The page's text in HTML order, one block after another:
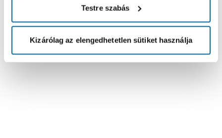
Testre szabás
Kizárólag az elengedhetetlen sütiket használja